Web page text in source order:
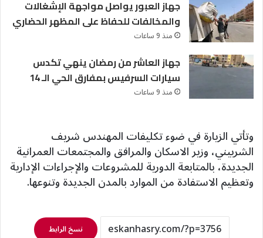
جهاز العبور يواصل مواجهة الإشغالات
والمخالفات للحفاظ على المظهر الحضاري
منذ 9 ساعات
جهاز العاشر من رمضان ينهي تكدس
سيارات السرفيس بمفارق الحي الـ 14
منذ 9 ساعات
وتأتي الزيارة في ضوء تكليفات المهندس شريف
الشربيني، وزير الاسكان والمرافق والمجتمعات العمرانية
الجديدة، بالمتابعة الدورية للمشروعات والإجراءات الإدارية
وتعظيم الاستفادة من الموارد بالمدن الجديدة وتنوعها.
نسخ الرابط